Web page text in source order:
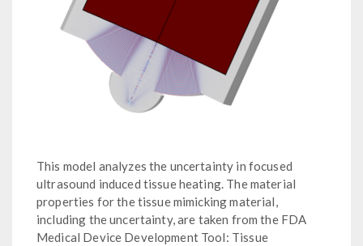
This model analyzes the uncertainty in focused
ultrasound induced tissue heating. The material
properties for the tissue mimicking material,
including the uncertainty, are taken from the FDA
Medical Device Development Tool: Tissue